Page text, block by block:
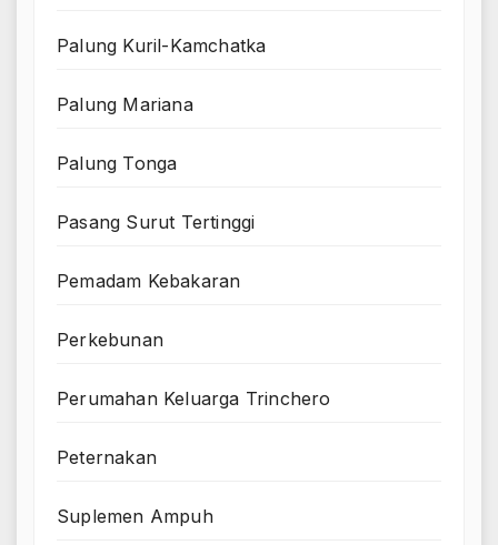
Palung Kuril-Kamchatka
Palung Mariana
Palung Tonga
Pasang Surut Tertinggi
Pemadam Kebakaran
Perkebunan
Perumahan Keluarga Trinchero
Peternakan
Suplemen Ampuh